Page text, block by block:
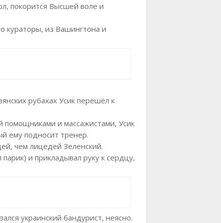
покорится Высшей воле и
кураторы, из Вашингтона и
рубахах Усик перешёл к
помощниками и массажистами, Усик
ему подносит тренер.
чем лицедей Зеленский.
и прикладывал руку к сердцу,
украинский бандурист, неясно.